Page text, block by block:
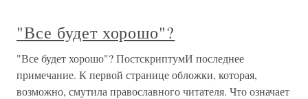
"Все будет хорошо"?
"Все будет хорошо"? ПостскриптумИ последнее
примечание. К первой странице обложки, которая,
возможно, смутила православного читателя. Что означает